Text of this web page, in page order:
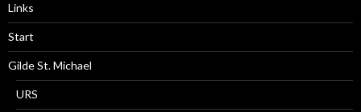
Links
Start
Gilde St. Michael
URS